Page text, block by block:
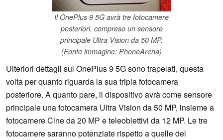
Il OnePlus 9 5G avrà tre fotocamere
posteriori, compreso un sensore
principale Ultra Vision da 50 MP.
(Fonte immagine: PhoneArena)
Ulteriori dettagli sul OnePlus 9 5G sono trapelati, questa
volta per quanto riguarda la sua tripla fotocamera
posteriore. A quanto pare, il dispositivo avrà come sensore
principale una fotocamera Ultra Vision da 50 MP, insieme a
fotocamere Cine da 20 MP e teleobiettivi da 12 MP. Le tre
fotocamere saranno potenziate rispetto a quelle del